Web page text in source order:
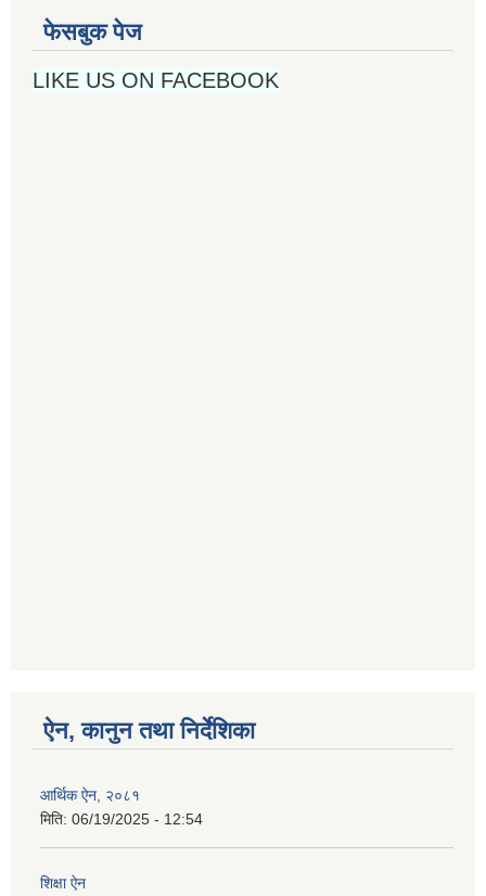
फेसबुक पेज
LIKE US ON FACEBOOK
ऐन, कानुन तथा निर्देशिका
आर्थिक ऐन, २०८१
मिति: 06/19/2025 - 12:54
शिक्षा ऐन